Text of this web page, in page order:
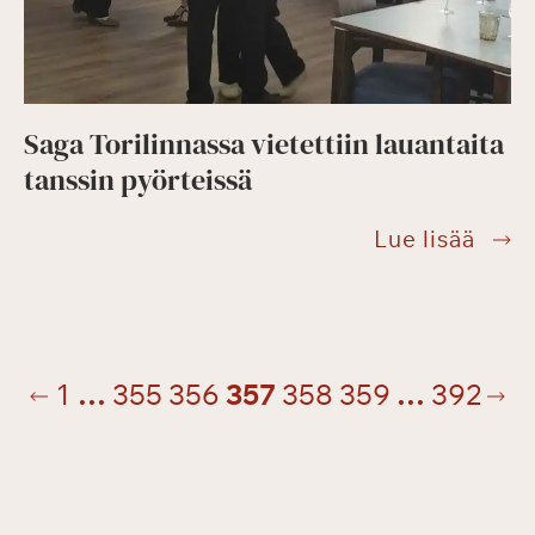
Saga Torilinnassa vietettiin lauantaita
tanssin pyörteissä
Lue lisää Saga
1 … 355 356 357 358 359 … 392